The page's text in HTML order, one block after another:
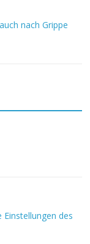
nach Grippe
des